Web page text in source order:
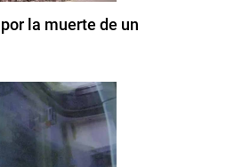
la muerte de un